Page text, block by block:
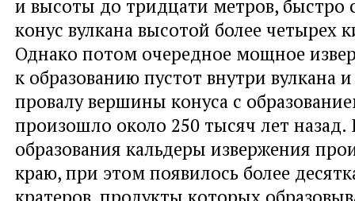
и высоты до тридцати метров, быстро
конус вулкана высотой более четырех
Однако потом очередное мощное
к образованию пустот внутри вулкана
провалу вершины конуса с
произошло около 250 тысяч лет назад.
образования кальдеры извержения
краю, при этом появилось более